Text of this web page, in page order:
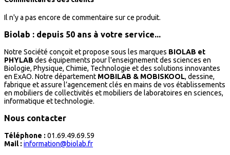
Il n'y a pas encore de commentaire sur ce produit.
Biolab : depuis 50 ans à votre service...
Notre Société conçoit et propose sous les marques BIOLAB et
PHYLAB des équipements pour l'enseignement des sciences en
Biologie, Physique, Chimie, Technologie et des solutions innovantes
en ExAO. Notre département MOBILAB & MOBISKOOL, dessine,
fabrique et assure l’agencement clés en mains de vos établissements
en mobiliers de collectivités et mobiliers de laboratoires en sciences,
informatique et technologie.
Nous contacter
Téléphone : 01.69.49.69.59
Mail : information@biolab.fr